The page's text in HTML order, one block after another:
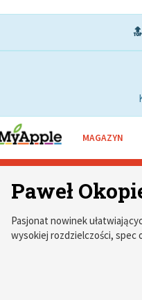
MAGAZYN
Paweł
Pasjonat nowinek
wysokiej rozdzielczości, spec